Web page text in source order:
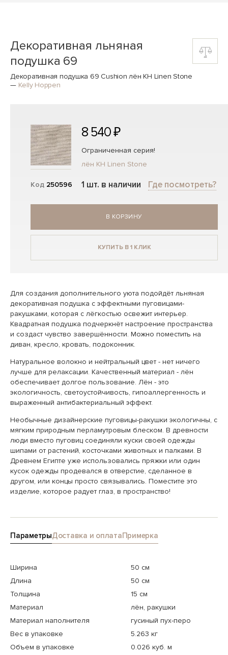
Декоративная льняная
подушка 69
Декоративная подушка 69 Cushion лён KH Linen Stone
— Kelly Hoppen
Код 250596
8 540 ₽
Ограниченная серия!
лён KH Linen Stone
1 шт. в наличии Где посмотреть?
В КОРЗИНУ
КУПИТЬ В 1 КЛИК
Для создания дополнительного уюта подойдёт льняная
декоративная подушка с эффектными пуговицами-
ракушками, которая с лёгкостью освежит интерьер.
Квадратная подушка подчеркнёт настроение пространства
и создаст чувство завершённости. Можно поместить на
диван, кресло, кровать, подоконник.
Натуральное волокно и нейтральный цвет - нет ничего
лучше для релаксации. Качественный материал - лён
обеспечивает долгое пользование. Лён - это
экологичность, светоустойчивость, гипоаллергенность и
выраженный антибактериальный эффект.
Необычные дизайнерские пуговицы-ракушки экологичны, с
мягким природным перламутровым блеском. В древности
люди вместо пуговиц соединяли куски своей одежды
шипами от растений, косточками животных и палками. В
Древнем Египте уже использовались пряжки или один
кусок одежды продевался в отверстие, сделанное в
другом, или концы просто связывались. Поместите это
изделие, которое радует глаз, в пространство!
ПараметрыДоставка и оплатаПримерка
Ширина
50 см
Длина
50 см
Толщина
15 см
Материал
лён, ракушки
Материал наполнителя
гусиный пух-перо
Вес в упаковке
5.263 кг
Объем в упаковке
0.026 куб. м